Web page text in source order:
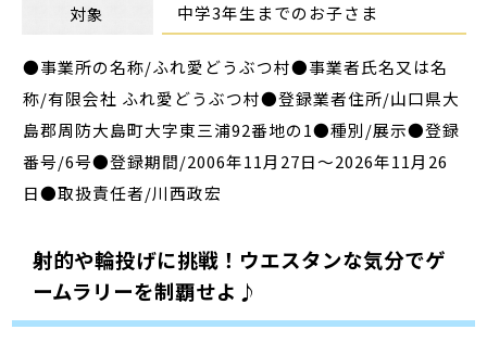
対象 中学3年生までのお子さま
●事業所の名称/ふれ愛どうぶつ村●事業者氏名又は名
称/有限会社 ふれ愛どうぶつ村●登録業者住所/山口県大
島郡周防大島町大字東三浦92番地の1●種別/展示●登録
番号/6号●登録期間/2006年11月27日～2026年11月26
日●取扱責任者/川西政宏
射的や輪投げに挑戦！ウエスタンな気分でゲ
ームラリーを制覇せよ♪